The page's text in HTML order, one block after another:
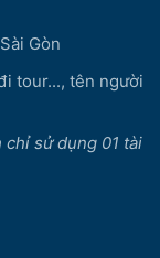
Gòn
tour..., tên người
sử dụng 01 tài